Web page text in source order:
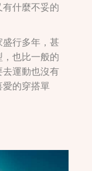
什麼不妥的
盛行多年，甚
，也比一般的
運動也沒有
的穿搭單